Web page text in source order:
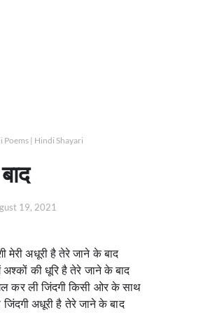
Poems | Hindi Shayari
19, 2021
मेरी अधूरी है तेरे जाने के बाद
अश्कों की धूरि है तेरे जाने के बाद
कर ली जिंदगी किसी ओर के साथ
जिंदगी अधूरी है तेरे जाने के बाद